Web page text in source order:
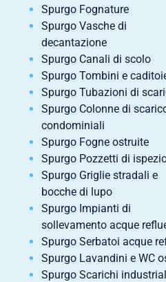
Spurgo Fognature
Spurgo Vasche di
decantazione
Spurgo Canali di scolo
Spurgo Tombini e
Spurgo Tubazioni di
Spurgo Colonne di
condominiali
Spurgo Fogne ostruite
Spurgo Pozzetti di
Spurgo Griglie stradali e
bocche di lupo
Spurgo Impianti di
sollevamento acque
Spurgo Serbatoi acque
Spurgo Lavandini e WC
Spurgo Scarichi